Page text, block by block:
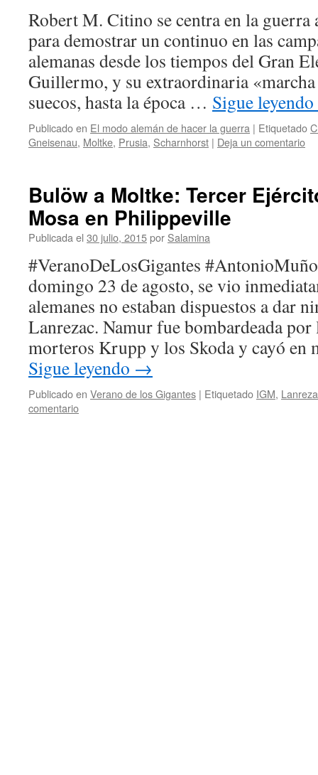
Robert M. Citino se centra en la guerra
para demostrar un continuo en las
alemanas desde los tiempos del Gran
Guillermo, y su extraordinaria
suecos, hasta la época … Sigue leyendo
Publicado en El modo alemán de hacer la guerra | Etiquetado
Gneisenau, Moltke, Prusia, Scharnhorst | Deja un comentario
Bulöw a Moltke: Tercer
Mosa en Philippeville
Publicada el 30 julio, 2015por Salamina
#VeranoDeLosGigantes
domingo 23 de agosto, se vio
alemanes no estaban dispuestos a dar
Lanrezac. Namur fue bombardeada
morteros Krupp y los Skoda y cayó en
Sigue leyendo →
Publicado en Verano de los Gigantes | Etiquetado IGM,
comentario